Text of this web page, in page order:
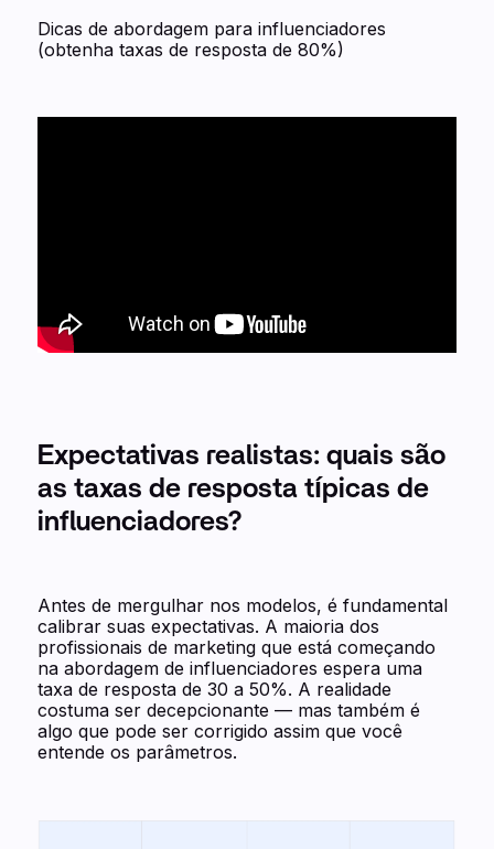
Dicas de abordagem para influenciadores
(obtenha taxas de resposta de 80%)
Expectativas realistas: quais são
as taxas de resposta típicas de
influenciadores?
Antes de mergulhar nos modelos, é fundamental
calibrar suas expectativas. A maioria dos
profissionais de marketing que está começando
na abordagem de influenciadores espera uma
taxa de resposta de 30 a 50%. A realidade
costuma ser decepcionante — mas também é
algo que pode ser corrigido assim que você
entende os parâmetros.